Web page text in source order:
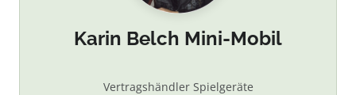
Karin Belch Mini-Mobil
Vertragshändler Spielgeräte